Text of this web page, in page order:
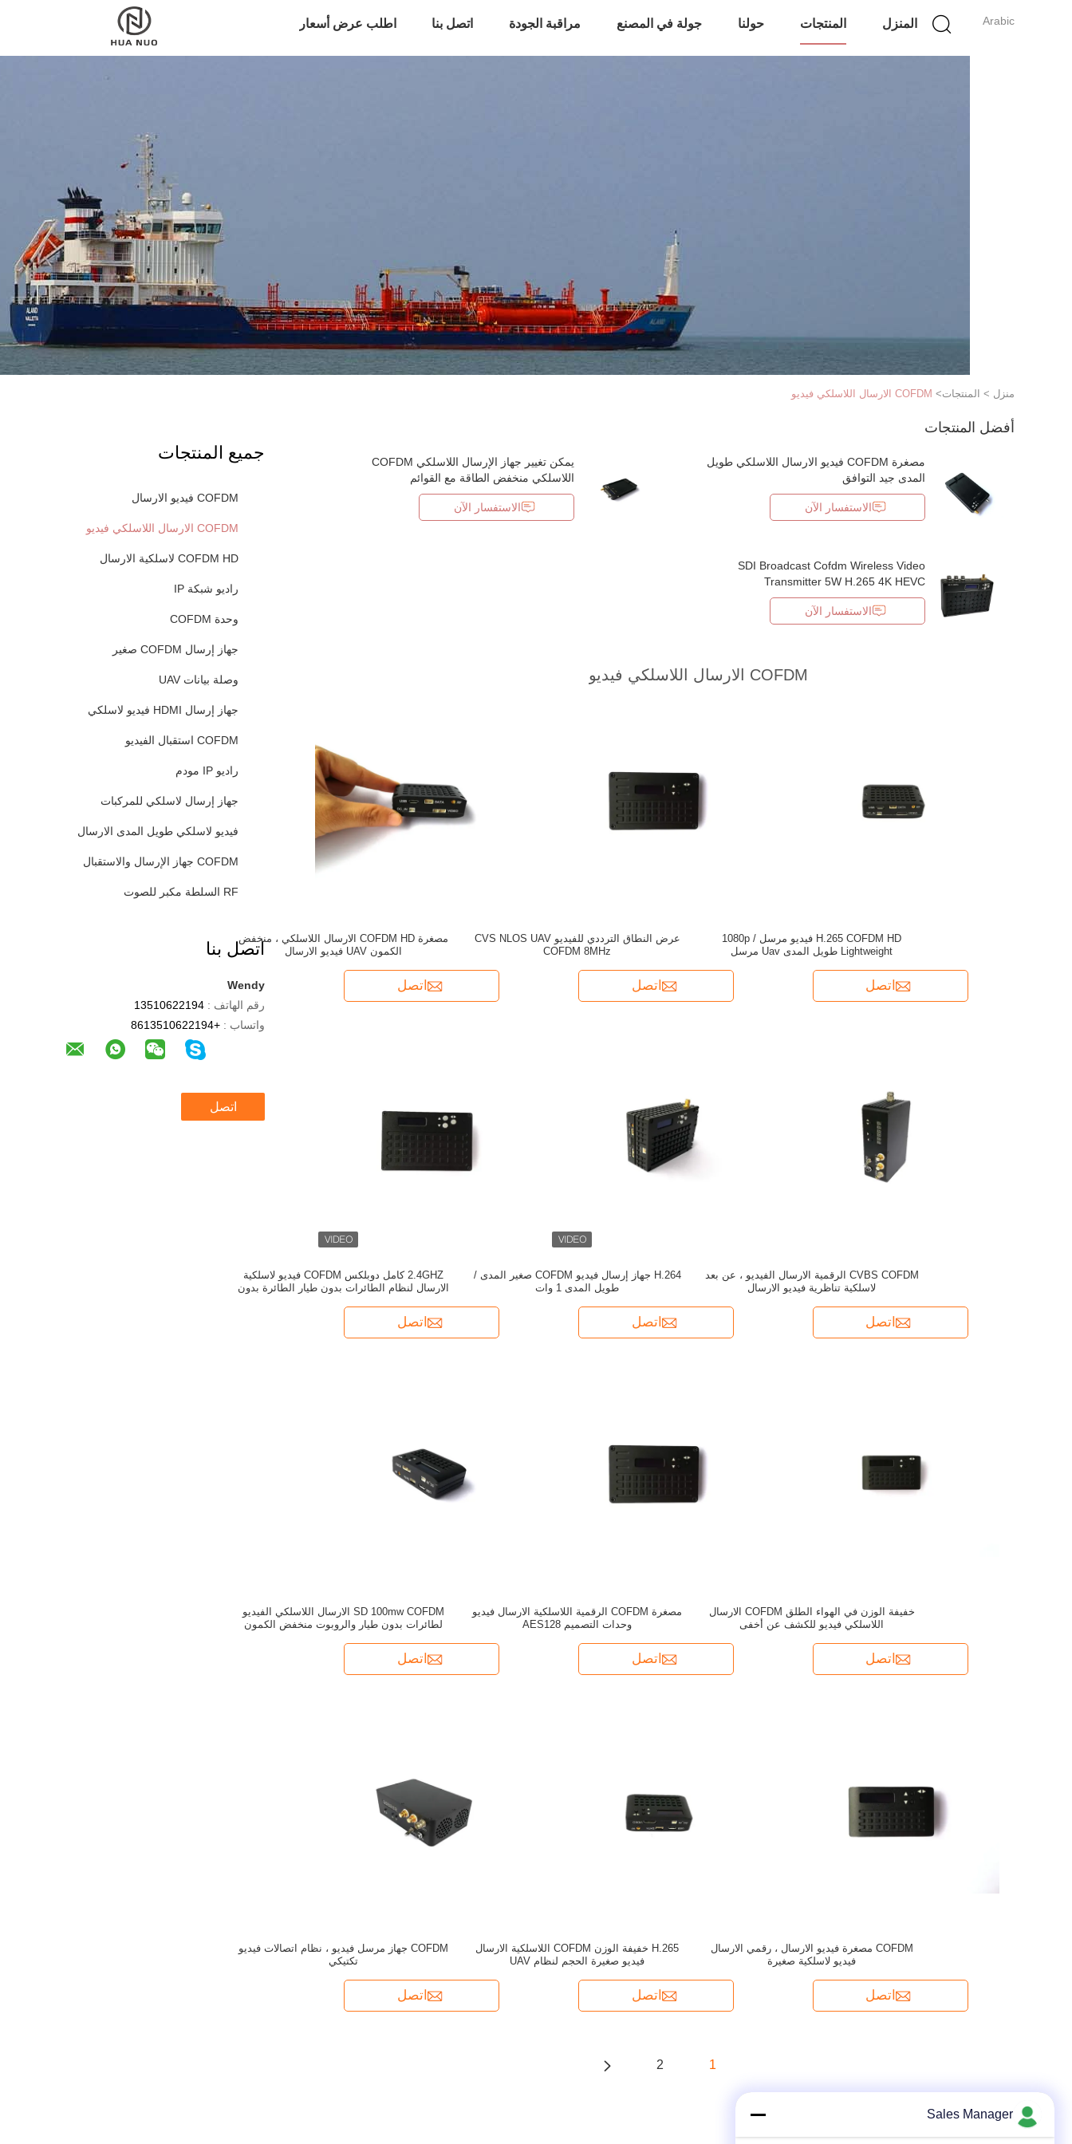
Arabic المنزل المنتجات حولنا جولة في المصنع مراقبة الجودة اتصل بنا اطلب عرض أسعار
منزل > المنتجات> COFDM الارسال اللاسلكي فيديو
جميع المنتجات
COFDM فيديو الارسال
COFDM الارسال اللاسلكي فيديو
COFDM HD لاسلكية الارسال
راديو شبكة IP
وحدة COFDM
جهاز إرسال COFDM صغير
وصلة بيانات UAV
جهاز إرسال HDMI فيديو لاسلكي
COFDM استقبال الفيديو
راديو IP مودم
جهاز إرسال لاسلكي للمركبات
فيديو لاسلكي طويل المدى الارسال
COFDM جهاز الإرسال والاستقبال
RF السلطة مكبر للصوت
اتصل بنا
Wendy
رقم الهاتف :
واتساب : +8613510622194
اتصل
أفضل المنتجات
مصغرة COFDM فيديو الارسال اللاسلكي طويل
المدى جيد التوافق
الاستفسار الآن
يمكن تغيير جهاز الإرسال اللاسلكي COFDM
اللاسلكي منخفض الطاقة مع القوائم
الاستفسار الآن
SDI Broadcast Cofdm Wireless Video
Transmitter 5W H.265 4K HEVC
الاستفسار الآن
COFDM الارسال اللاسلكي فيديو
مصغرة COFDM HD الارسال اللاسلكي ، منخفض
الكمون UAV فيديو الارسال
اتصل
عرض النطاق الترددي للفيديو CVS NLOS UAV
COFDM 8MHz
اتصل
H.265 COFDM HD فيديو مرسل 1080p /
Lightweight طويل المدى Uav مرسل
اتصل
2.4GHZ كامل دوبلكس COFDM فيديو لاسلكية
الارسال لنظام الطائرات بدون طيار الطائرة بدون
اتصل
H.264 جهاز إرسال فيديو COFDM صغير المدى /
طويل المدى 1 وات
اتصل
CVBS COFDM الرقمية الارسال الفيديو ، عن بعد
لاسلكية تناظرية فيديو الارسال
اتصل
SD 100mw COFDM الارسال اللاسلكي الفيديو
لطائرات بدون طيار والروبوت منخفض الكمون
اتصل
مصغرة COFDM الرقمية اللاسلكية الارسال فيديو
وحدات التصميم AES128
اتصل
خفيفة الوزن في الهواء الطلق COFDM الارسال
اللاسلكي فيديو للكشف عن أخفى
اتصل
COFDM جهاز مرسل فيديو ، نظام اتصالات فيديو
تكتيكي
اتصل
H.265 خفيفة الوزن COFDM اللاسلكية الارسال
فيديو صغيرة الحجم لنظام UAV
اتصل
COFDM مصغرة فيديو الارسال ، رقمي الارسال
فيديو لاسلكية صغيرة
اتصل
1
2
Sales Manager